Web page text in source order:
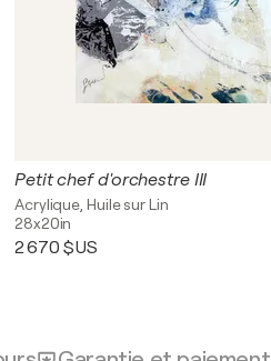
Petit chef d'orchestre III
Acrylique, Huile sur Lin
28x20in
2 670 $US